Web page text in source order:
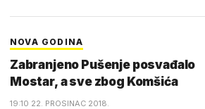
NOVA GODINA
Zabranjeno Pušenje posvađalo
Mostar, a sve zbog Komšića
19:10 22. PROSINAC 2018.